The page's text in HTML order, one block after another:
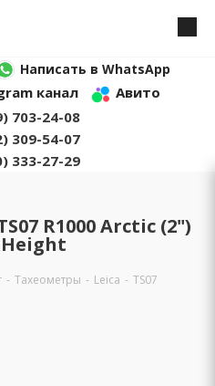
Написать в WhatsApp
канал Авито
703-24-08
309-54-07
333-27-29
R1000 Arctic (2")
- Тахеометры - Leica - TS07